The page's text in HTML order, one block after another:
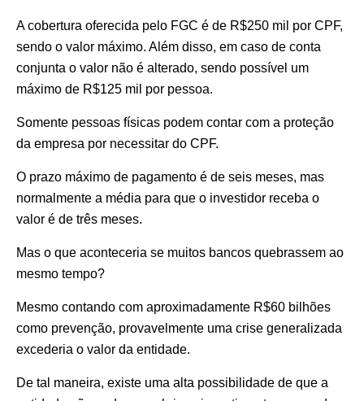
A cobertura oferecida pelo FGC é de R$250 mil por CPF,
sendo o valor máximo. Além disso, em caso de conta
conjunta o valor não é alterado, sendo possível um
máximo de R$125 mil por pessoa.
Somente pessoas físicas podem contar com a proteção
da empresa por necessitar do CPF.
O prazo máximo de pagamento é de seis meses, mas
normalmente a média para que o investidor receba o
valor é de três meses.
Mas o que aconteceria se muitos bancos quebrassem ao
mesmo tempo?
Mesmo contando com aproximadamente R$60 bilhões
como prevenção, provavelmente uma crise generalizada
excederia o valor da entidade.
De tal maneira, existe uma alta possibilidade de que a